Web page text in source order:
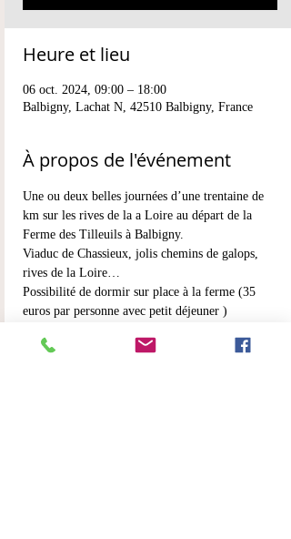
Heure et lieu
06 oct. 2024, 09:00 – 18:00
Balbigny, Lachat N, 42510 Balbigny, France
À propos de l'événement
Une ou deux belles journées d’une trentaine de
km sur les rives de la a Loire au départ de la
Ferme des Tilleuils à Balbigny.
Viaduc de Chassieux, jolis chemins de galops,
rives de la Loire…
Possibilité de dormir sur place à la ferme (35
euros par personne avec petit déjeuner )
Tarif : 130  euros. (adhérent 120 euros . journée